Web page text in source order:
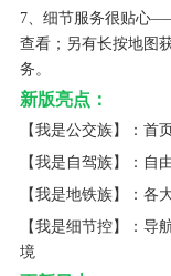
7、细节服务很贴心
查看；另有长按地图
务。
新版亮点：
【我是公交族】：首
【我是自驾族】：自
【我是地铁族】：各
【我是细节控】：导
境